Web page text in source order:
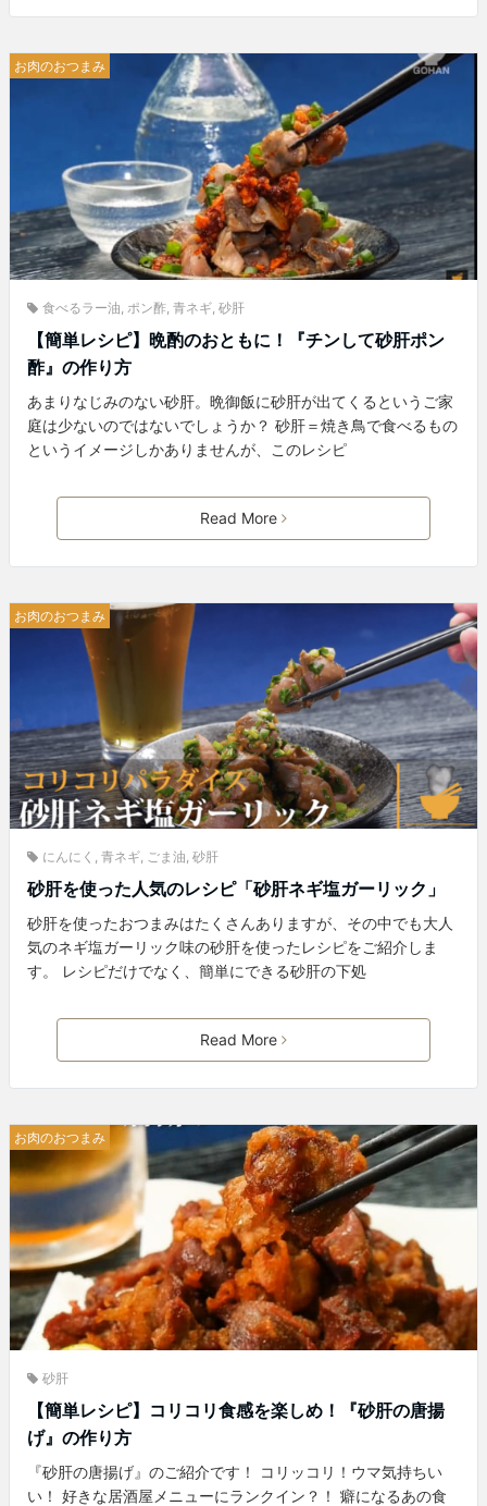
お肉のおつまみ
食べるラー油 ポン酢 青ネギ 砂肝
【簡単レシピ】晩酌のおともに！『チンして砂肝ポン
酢』の作り方
あまりなじみのない砂肝。晩御飯に砂肝が出てくるというご家
庭は少ないのではないでしょうか？ 砂肝＝焼き鳥で食べるもの
というイメージしかありませんが、このレシピ
Read More
お肉のおつまみ
にんにく 青ネギ ごま油 砂肝
砂肝を使った人気のレシピ「砂肝ネギ塩ガーリック」
砂肝を使ったおつまみはたくさんありますが、その中でも大人
気のネギ塩ガーリック味の砂肝を使ったレシピをご紹介しま
す。 レシピだけでなく、簡単にできる砂肝の下処
Read More
お肉のおつまみ
砂肝
【簡単レシピ】コリコリ食感を楽しめ！『砂肝の唐揚
げ』の作り方
『砂肝の唐揚げ』のご紹介です！ コリッコリ！ウマ気持ちい
い！ 好きな居酒屋メニューにランクイン？！ 癖になるあの食